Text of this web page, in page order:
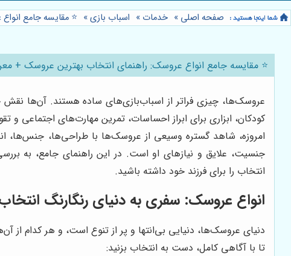
صفحه اصلی » خدمات » اسباب بازی» ⭐️ مقایسه جامع
⭐️ مقایسه جامع انواع عروسک: راهنمای انتخاب بهترین عروسک +
عروسک‌ها، چیزی فراتر از اسباب‌بازی‌های ساده هستند. آن‌ها نقش
کودکان، ابزاری برای ابراز احساسات، تمرین مهارت‌های اجتماعی
امروزه، شاهد گستره وسیعی از عروسک‌ها با طراحی‌ها، جنس‌ها،
جنسیت، علایق و نیازهای او است. در این راهنمای جامع، به
انتخاب را برای فرزند خود داشته باشید.
انواع عروسک: سفری به دنیای رنگارنگ
دنیای عروسک‌ها، دنیایی بی‌انتها و پر از تنوع است، و هر کدام از
تا با آگاهی کامل، دست به انتخاب بزنید: